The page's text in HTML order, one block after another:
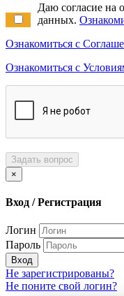
Даю согласие на
данных.
Ознакомиться с
Ознакомиться с
Задать вопрос
×
Вход / Регистрация
Логин
Пароль
Вход
Не зарегистрированы?
Не поните свой логин?